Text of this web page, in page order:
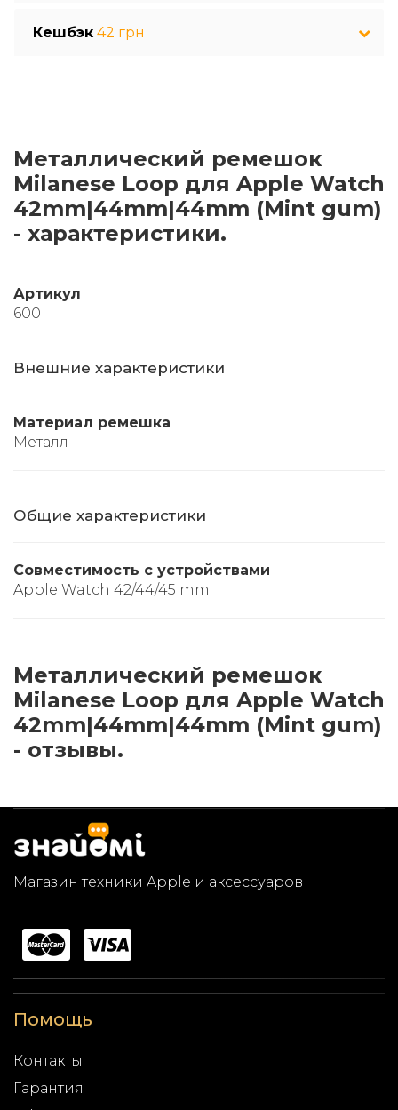
Кешбэк 42 грн
Металлический ремешок
Milanese Loop для Apple Watch
42mm|44mm|44mm (Mint gum)
- характеристики.
Артикул
600
Внешние характеристики
Материал ремешка
Металл
Общие характеристики
Совместимость с устройствами
Apple Watch 42/44/45 mm
Металлический ремешок
Milanese Loop для Apple Watch
42mm|44mm|44mm (Mint gum)
- отзывы.
Магазин техники Apple и аксессуаров
Помощь
Контакты
Гарантия